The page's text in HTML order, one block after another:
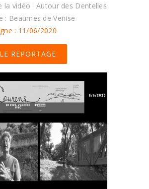
la vidéo : Autour des Dentelles
: Beaumes de Venise
: 11/06/2020
REPORTAGE